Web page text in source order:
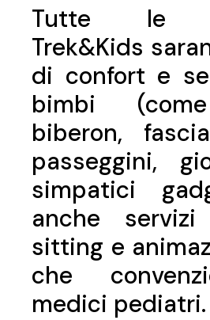
Tutte le
Trek&Kids
di confort e
bimbi
biberon,
passeggini,
simpatici
anche
sitting e
che
medici pediatri.